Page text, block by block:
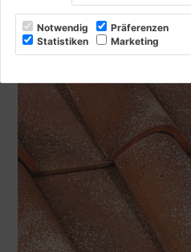
Notwendig
Präferenzen
Statistiken
Marketing